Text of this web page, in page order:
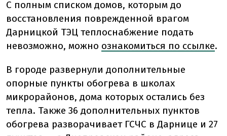
С полным списком домов, которым до
восстановления поврежденной врагом
Дарницкой ТЭЦ теплоснабжение подать
невозможно, можно ознакомиться по ссылке.
В городе развернули дополнительные
опорные пункты обогрева в школах
микрорайонов, дома которых остались без
тепла. Также 36 дополнительных пунктов
обогрева разворачивает ГСЧС в Дарнице и 27